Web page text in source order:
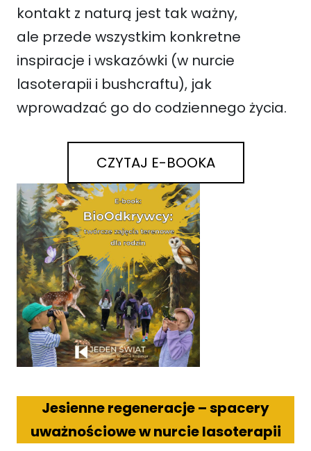
kontakt z naturą jest tak ważny,
ale przede wszystkim konkretne
inspiracje i wskazówki (w nurcie
lasoterapii i bushcraftu), jak
wprowadzać go do codziennego życia.
CZYTAJ E-BOOKA
Jesienne regeneracje – spacery
uważnościowe w nurcie lasoterapii